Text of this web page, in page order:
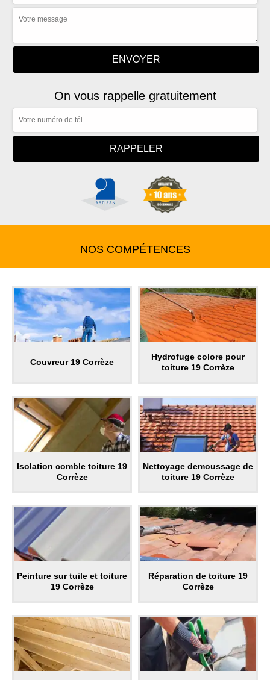
On vous rappelle gratuitement
NOS COMPÉTENCES
Couvreur 19 Corrèze
Hydrofuge colore pour
toiture 19 Corrèze
Isolation comble toiture 19
Corrèze
Nettoyage demoussage de
toiture 19 Corrèze
Peinture sur tuile et toiture
19 Corrèze
Réparation de toiture 19
Corrèze